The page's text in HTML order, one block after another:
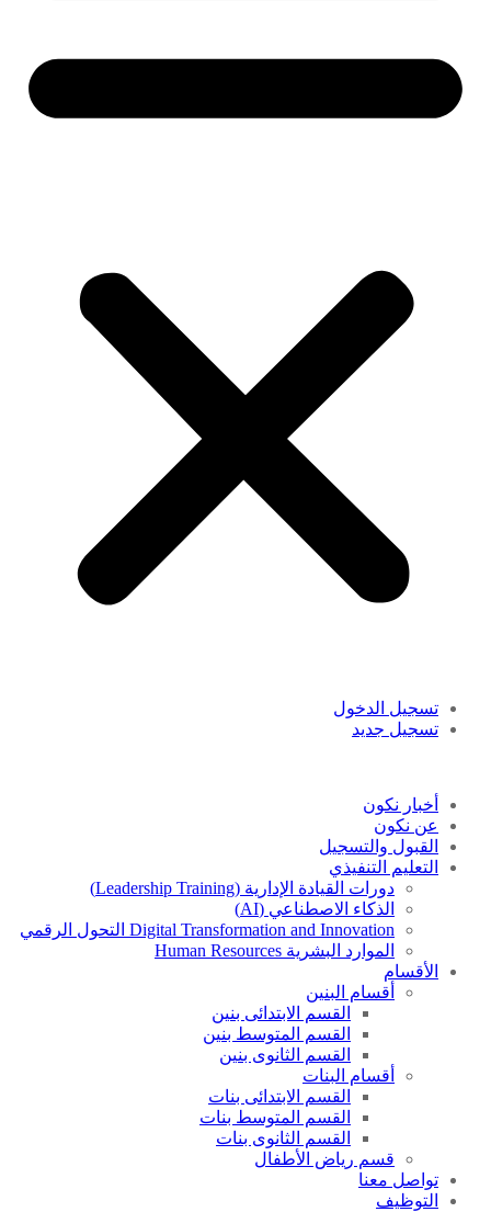
تسجيل الدخول
تسجيل جديد
أخبار نكون
عن نكون
القبول والتسجيل
التعليم التنفيذي
دورات القيادة الإدارية (Leadership Training)
الذكاء الاصطناعي (AI)
Digital Transformation and Innovation التحول الرقمي
الموارد البشرية Human Resources
الأقسام
أقسام البنين
القسم الابتدائى بنين
القسم المتوسط بنين
القسم الثانوى بنين
أقسام البنات
القسم الابتدائى بنات
القسم المتوسط بنات
القسم الثانوى بنات
قسم رياض الأطفال
تواصل معنا
التوظيف